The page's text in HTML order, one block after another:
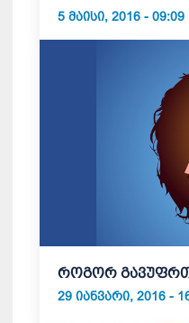
5 ᲛᲐᲘᲡᲘ, 2016 - 09:09
როგორ
29 ᲘᲐᲜᲕᲐᲠᲘ, 2016 -